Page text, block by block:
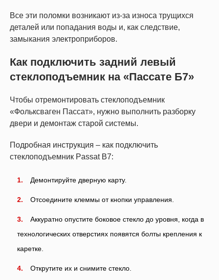
Все эти поломки возникают из-за износа трущихся
деталей или попадания воды и, как следствие,
замыкания электроприборов.
Как подключить задний левый
стеклоподъемник на «Пассате Б7»
Чтобы отремонтировать стеклоподъемник
«Фольксваген Пассат», нужно выполнить разборку
двери и демонтаж старой системы.
Подробная инструкция – как подключить
стеклоподъемник Passat B7:
Демонтируйте дверную карту.
Отсоедините клеммы от кнопки управления.
Аккуратно опустите боковое стекло до уровня, когда в
технологических отверстиях появятся болты крепления к
каретке.
Открутите их и снимите стекло.